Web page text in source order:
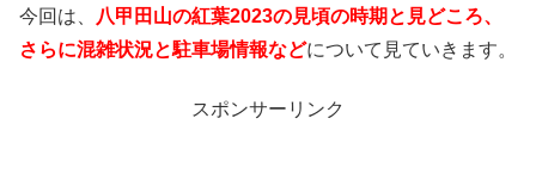
今回は、
八甲田山の紅葉2023の見頃の時期と見どころ、
さらに混雑状況と駐車場情報などについて見ていきます。
スポンサーリンク